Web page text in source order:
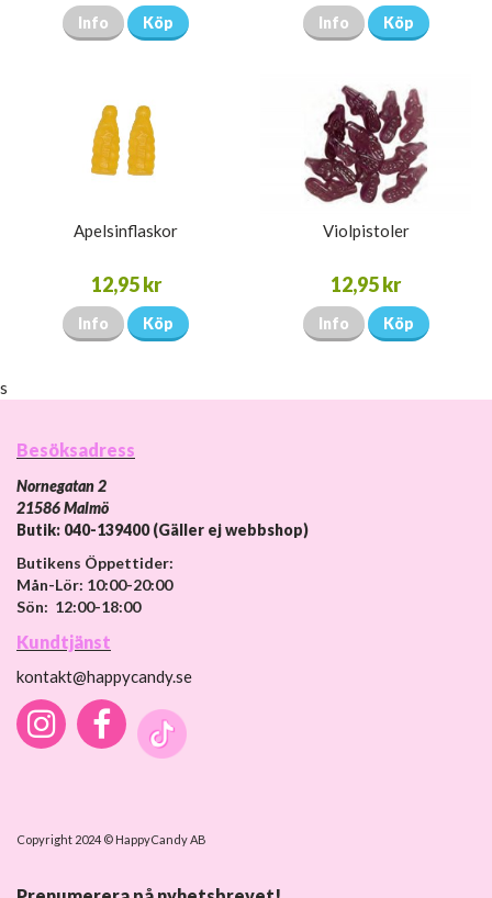
Info Köp Info Köp
Apelsinflaskor
12,95 kr
Info Köp
Violpistoler
12,95 kr
Info Köp
s
Besöksadress
Nornegatan 2
21586 Malmö
Butik: 040-139400 (Gäller ej webbshop)
Butikens Öppettider:
Mån-Lör: 10:00-20:00
Sön: 12:00-18:00
Kundtjänst
kontakt@happycandy.se
Copyright 2024 © HappyCandy AB